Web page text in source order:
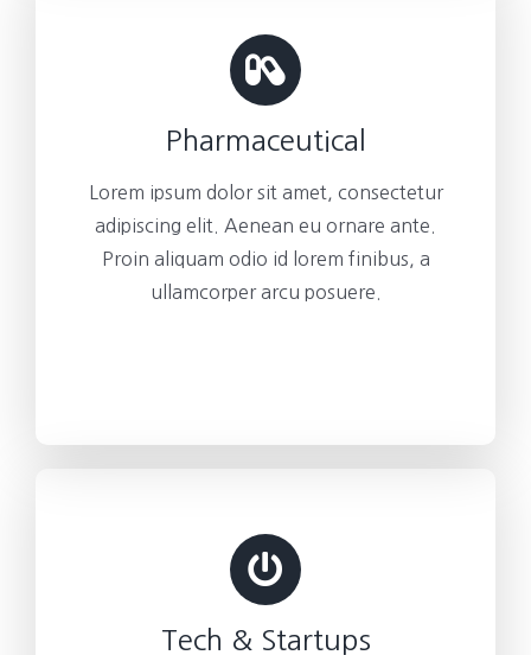
Pharmaceutical
Lorem ipsum dolor sit amet, consectetur
adipiscing elit. Aenean eu ornare ante.
Proin aliquam odio id lorem finibus, a
ullamcorper arcu posuere.
Tech & Startups